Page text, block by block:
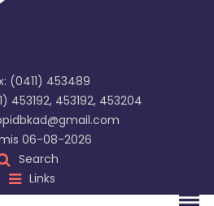
(0411) 453489
453192, 453192, 453204
06-08-2026
Search
Links